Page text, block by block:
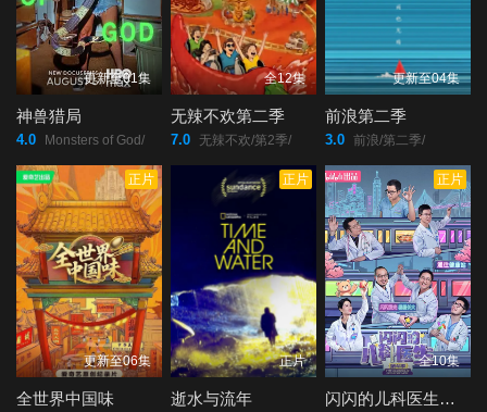
更新至01集
神兽猎局
4.0 Monsters of God/
全12集
无辣不欢第二季
7.0 无辣不欢/第2季/
更新至04集
前浪第二季
3.0 前浪/第二季/
正片
更新至06集
全世界中国味
正片
正片
逝水与流年
正片
全10集
闪闪的儿科医生第四季